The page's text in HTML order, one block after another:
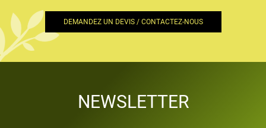
DEMANDEZ UN DEVIS / CONTACTEZ-NOUS
NEWSLETTER